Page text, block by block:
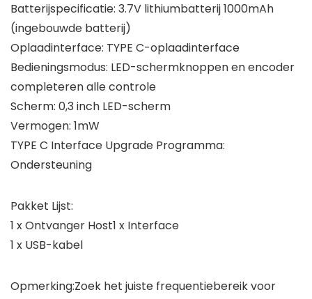
Batterijspecificatie: 3.7V lithiumbatterij 1000mAh
(ingebouwde batterij)
Oplaadinterface: TYPE C-oplaadinterface
Bedieningsmodus: LED-schermknoppen en encoder
completeren alle controle
Scherm: 0,3 inch LED-scherm
Vermogen: 1mW
TYPE C Interface Upgrade Programma:
Ondersteuning
Pakket Lijst:
1 x Ontvanger Host1 x Interface
1 x USB-kabel
Opmerking:Zoek het juiste frequentiebereik voor